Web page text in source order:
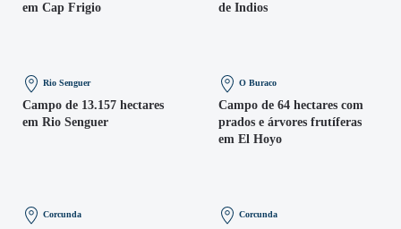
em Cap Frigio
de Indios
Rio Senguer
Campo de 13.157 hectares
em Rio Senguer
O Buraco
Campo de 64 hectares com
prados e árvores frutíferas
em El Hoyo
Corcunda Corcunda